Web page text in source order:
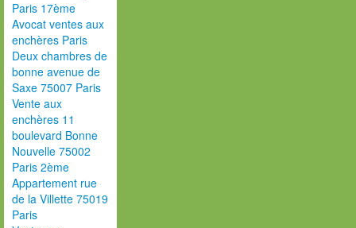
Paris 17ème
Avocat ventes aux
enchères Paris
Deux chambres de
bonne avenue de
Saxe 75007 Paris
Vente aux
enchères 11
boulevard Bonne
Nouvelle 75002
Paris 2ème
Appartement rue
de la Villette 75019
Paris